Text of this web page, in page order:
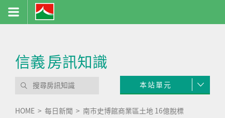
信義房訊知識
本站單元
HOME 每日新聞 南市史博館商業區土地 16億脫標